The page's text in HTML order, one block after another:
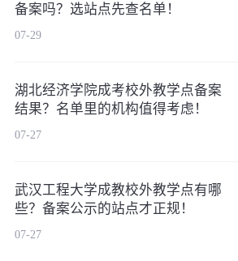
备案吗？选站点先查名单！
07-29
湖北经济学院成考校外教学点备案
结果？名单里的机构值得考虑！
07-27
武汉工程大学成教校外教学点有哪
些？备案公示的站点才正规！
07-27